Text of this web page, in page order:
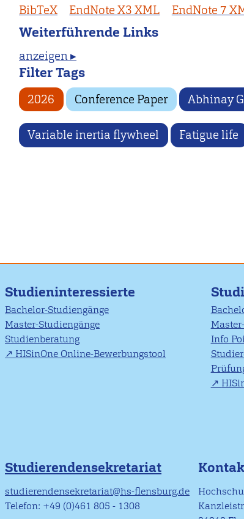
BibTeX EndNote X3 XML EndNote 7
Weiterführende Links
anzeigen ▸
Filter Tags
2026 Conference Paper Abhinay
Variable inertia flywheel Fatigue life
Studieninteressierte
Bachelor-Studiengänge
Master-Studiengänge
Studienberatung
HISinOne Online-Bewerbungstool
Info
Studierendensekretariat
studierendensekretariat@hs-flensburg.de
Telefon: +49 (0)461 805 - 1308